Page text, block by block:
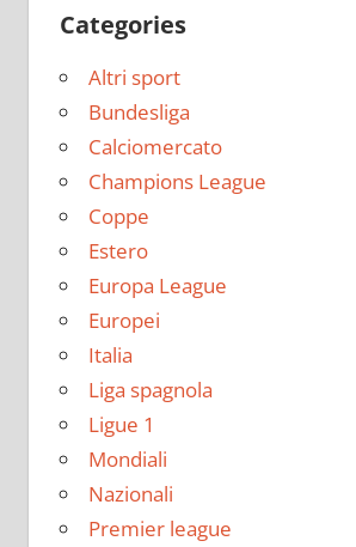
Categories
Altri sport
Bundesliga
Calciomercato
Champions League
Coppe
Estero
Europa League
Europei
Italia
Liga spagnola
Ligue 1
Mondiali
Nazionali
Premier league